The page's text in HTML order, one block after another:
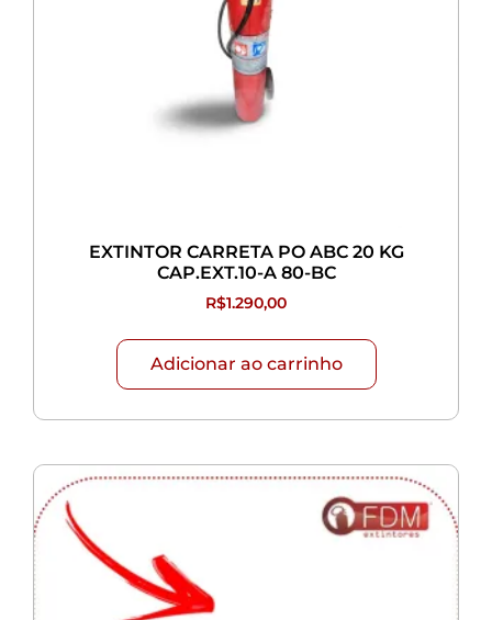
EXTINTOR CARRETA PO ABC 20 KG
CAP.EXT.10-A 80-BC
R$1.290,00
Adicionar ao carrinho